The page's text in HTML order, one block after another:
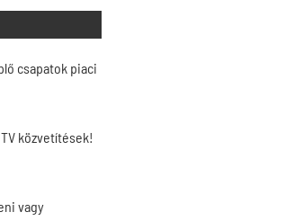
csapatok piaci
közvetítések!
vagy